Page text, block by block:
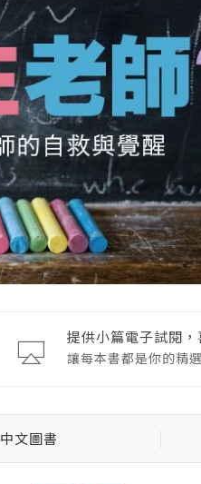
提供小篇電子試閱
讓每本書都是你的精選
中文圖書